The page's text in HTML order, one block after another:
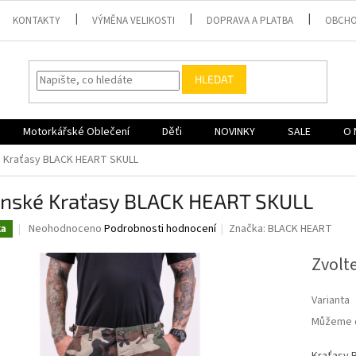
KONTAKTY VÝMĚNA VELIKOSTI DOPRAVA A PLATBA
HLEDAT
Motorkářské Oblečení Děťi NOVINKY SALE O
BLACK HEART SKULL
Kraťasy BLACK HEART SKULL
Průměrné
produktu
hvězdiček.
Neohodnoceno Podrobnosti hodnocení Značka:BLACK HEART
Varianta
Můžeme